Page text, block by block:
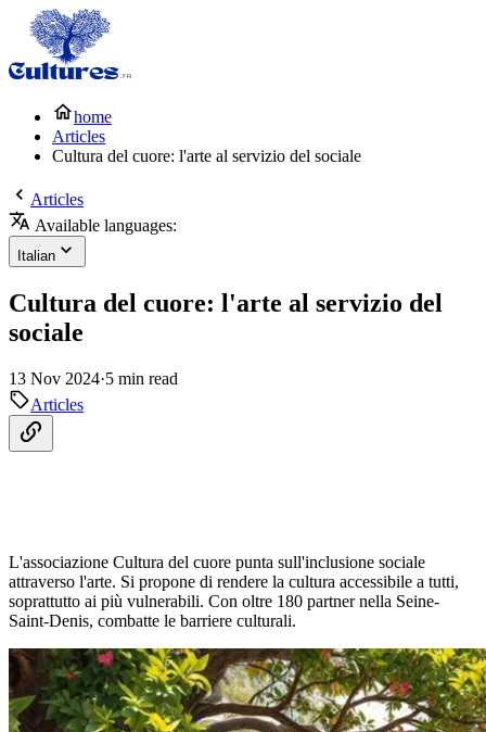
home
Articles
Cultura del cuore: l'arte al servizio del sociale
Articles
Available languages:
Italian
Cultura del cuore: l'arte al servizio del
sociale
13 Nov 2024·5 min read
Articles
L'associazione Cultura del cuore punta sull'inclusione sociale
attraverso l'arte. Si propone di rendere la cultura accessibile a tutti,
soprattutto ai più vulnerabili. Con oltre 180 partner nella Seine-
Saint-Denis, combatte le barriere culturali.